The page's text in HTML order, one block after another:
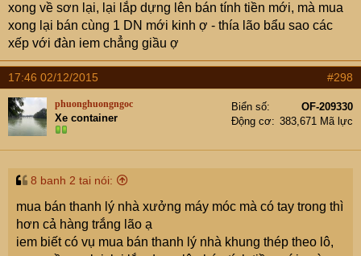
xong về sơn lại, lại lắp dựng lên bán tính tiền mới, mà mua
xong lại bán cùng 1 DN mới kinh ợ - thía lão bẩu sao các
xếp với đàn iem chẳng giầu ợ
17:46 02/12/2015 #298
phuonghuongngoc
Xe container
Biển số
OF-209330
Động cơ
383,671 Mã lực
8 banh 2 tai nói:
mua bán thanh lý nhà xưởng máy móc mà có tay trong thì
hơn cả hàng trắng lão ạ
iem biết có vụ mua bán thanh lý nhà khung thép theo lô,